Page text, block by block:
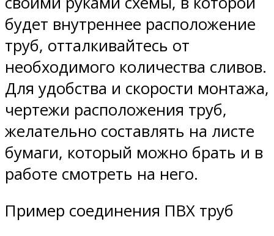
будет внутреннее расположение
труб, отталкивайтесь от
необходимого количества сливов.
Для удобства и скорости монтажа,
чертежи расположения труб,
желательно составлять на листе
бумаги, который можно брать и в
работе смотреть на него.
Пример соединения ПВХ труб